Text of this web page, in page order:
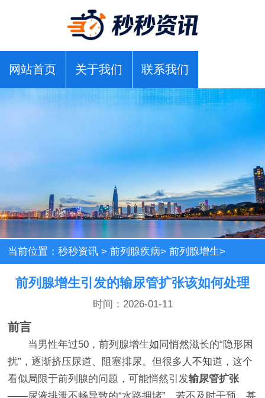
网站首页 关于我们 联系我们
当前位置：秒秒资讯 >前列腺疾病>前列腺增生>
前列腺增生引发的输尿管扩张该如何处理
时间：2026-01-11
前言
当男性年过50，前列腺增生如同悄然滋长的“隐形困
扰”，逐渐挤压尿道、阻塞排尿。但很多人不知道，这个
看似局限于前列腺的问题，可能悄然引发输尿管扩张